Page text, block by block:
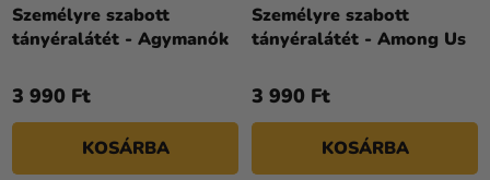
Személyre szabott
tányéralátét - Agymanók
3 990 Ft
KOSÁRBA
Személyre szabott
tányéralátét - Among Us
3 990 Ft
KOSÁRBA